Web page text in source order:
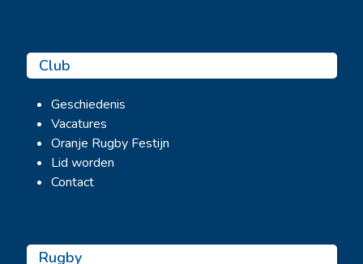
Club
Geschiedenis
Vacatures
Oranje Rugby Festijn
Lid worden
Contact
Rugby